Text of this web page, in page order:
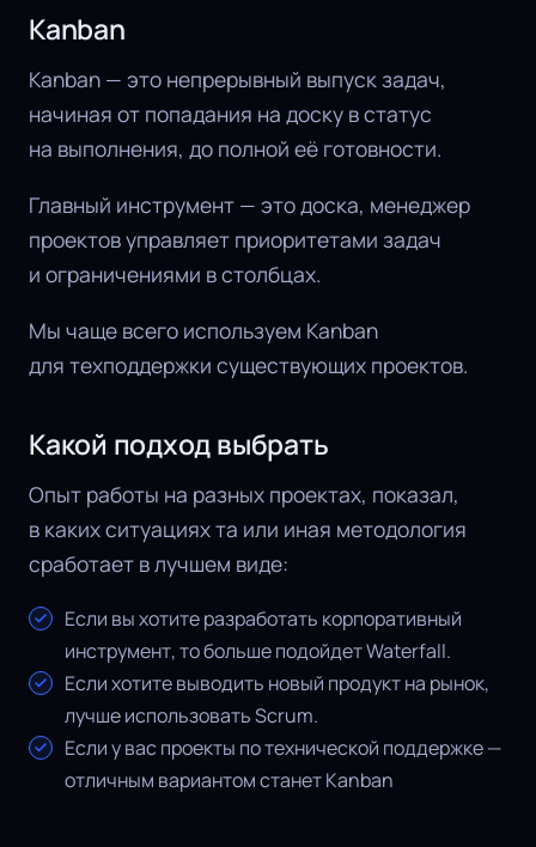
Kanban
Kanban — это непрерывный выпуск задач,
начиная от попадания на доску в статус
на выполнения, до полной её готовности.
Главный инструмент — это доска, менеджер
проектов управляет приоритетами задач
и ограничениями в столбцах.
Мы чаще всего используем Kanban
для техподдержки существующих проектов.
Какой подход выбрать
Опыт работы на разных проектах, показал,
в каких ситуациях та или иная методология
сработает в лучшем виде:
Если вы хотите разработать корпоративный
инструмент, то больше подойдет Waterfall.
Если хотите выводить новый продукт на рынок,
лучше использовать Scrum.
Если у вас проекты по технической поддержке —
отличным вариантом станет Kanban